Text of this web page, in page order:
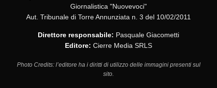
Giornalistica "Nuovevoci"
Aut. Tribunale di Torre Annunziata n. 3 del 10/02/2011
Direttore responsabile: Pasquale Giacometti
Editore: Cierre Media SRLS
Photo Credits: l’editore ha i diritti di utilizzo delle immagini presenti sul
sito.